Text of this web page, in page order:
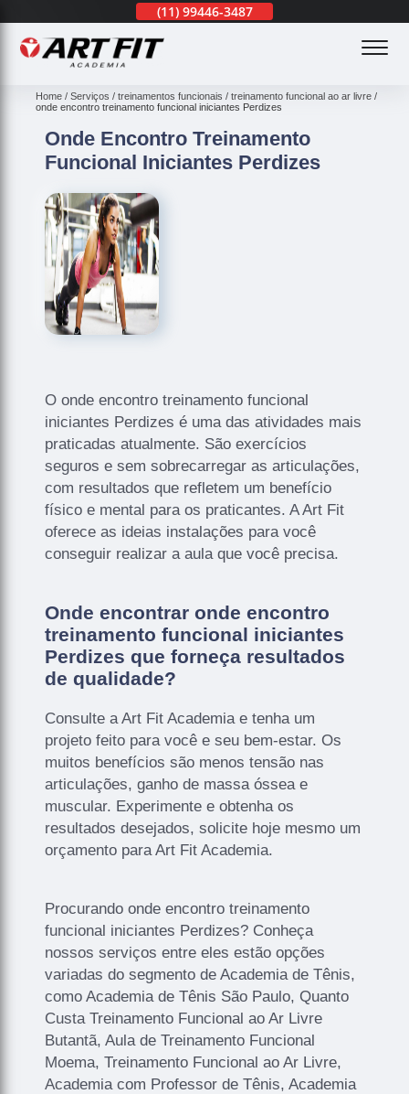
(11) 99446-3487 (11)
Home Serviços treinamentos funcionais
treinamento funcional ao ar livre
onde encontro treinamento funcional iniciantes Perdizes
Onde Encontro Treinamento
Funcional Iniciantes Perdizes
O onde encontro treinamento funcional
iniciantes Perdizes é uma das atividades mais
praticadas atualmente. São exercícios
seguros e sem sobrecarregar as articulações,
com resultados que refletem um benefício
físico e mental para os praticantes. A Art Fit
oferece as ideias instalações para você
conseguir realizar a aula que você precisa.
Onde encontrar onde encontro
treinamento funcional iniciantes
Perdizes que forneça resultados
de qualidade?
Consulte a Art Fit Academia e tenha um
projeto feito para você e seu bem-estar. Os
muitos benefícios são menos tensão nas
articulações, ganho de massa óssea e
muscular. Experimente e obtenha os
resultados desejados, solicite hoje mesmo um
orçamento para Art Fit Academia.
Procurando onde encontro treinamento
funcional iniciantes Perdizes? Conheça
nossos serviços entre eles estão opções
variadas do segmento de Academia de Tênis,
como Academia de Tênis São Paulo, Quanto
Custa Treinamento Funcional ao Ar Livre
Butantã, Aula de Treinamento Funcional
Moema, Treinamento Funcional ao Ar Livre,
Academia com Professor de Tênis, Academia